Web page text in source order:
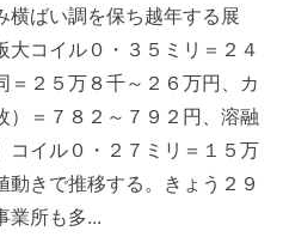
ばい調を保ち越年する展
コイル０・３５ミリ＝２４
２５万８千～２６万円、カ
）＝７８２～７９２円、溶融
コイル０・２７ミリ＝１５万
動きで推移する。きょう２９
業所も多...